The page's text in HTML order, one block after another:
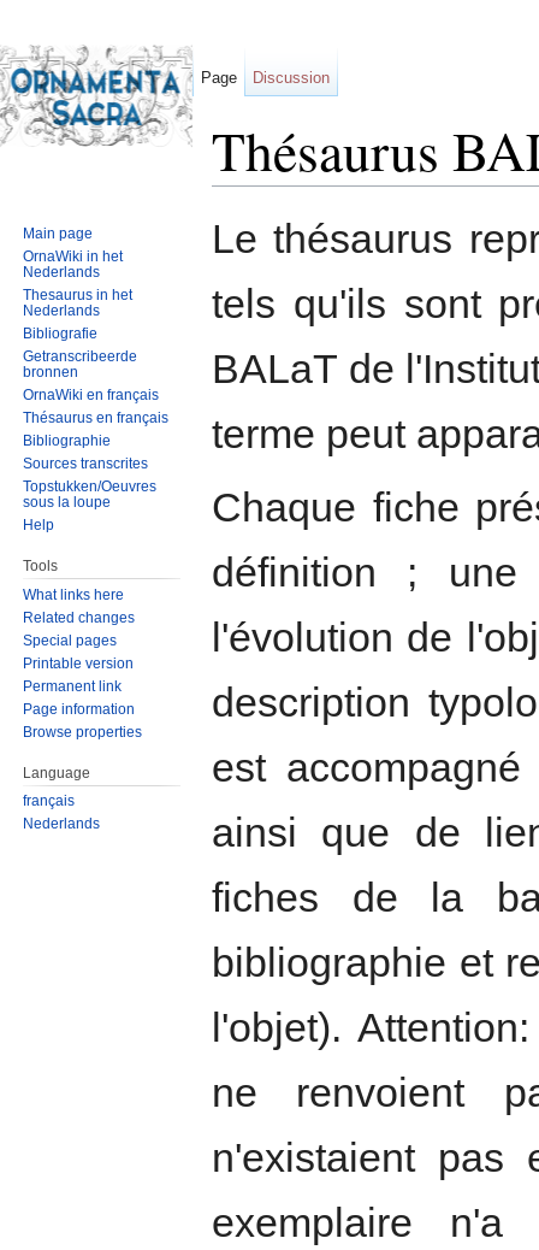
Thésaurus
Le thésaurus
tels qu'ils sont
BALaT de
terme peut
Chaque fiche
définition ; une
l'évolution de
description
est
ainsi que de
fiches de la
bibliographie et
l'objet).
ne renvoient
n'existaient
exemplaire
Page Discussion
Main page
OrnaWiki in het
Nederlands
Thesaurus in het
Nederlands
Bibliografie
Getranscribeerde
bronnen
OrnaWiki en français
Thésaurus en français
Bibliographie
Sources transcrites
Topstukken/Oeuvres
sous la loupe
Help
Tools
What links here
Related changes
Special pages
Printable version
Permanent link
Page information
Browse properties
Language
français
Nederlands